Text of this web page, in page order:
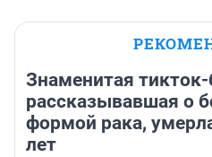
Знаменитая тикток-
рассказывавшая о
формой рака,
лет